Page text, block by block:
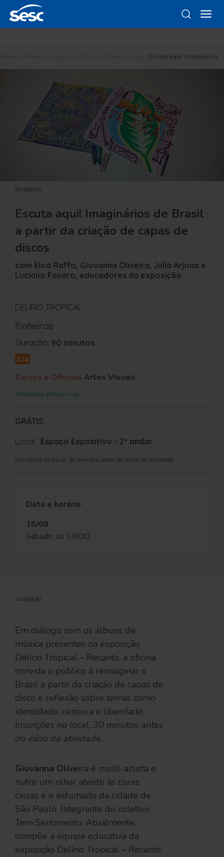
Escuta aqui! Imaginários …
divulgação
Escuta aqui! Imaginários de Brasil
a partir da criação de capas de
discos
com Eloá Raffo, Giovanna Oliveira, Júlia Arjona e
Luciano Favaro, educadores da exposição
DELÍRIO TROPICAL
Pinheiros
Duração: 90 minutos
A14
Cursos e Oficinas Artes Visuais
atividade presencial
GRÁTIS
Local: Espaço Expositivo - 2º andar
Inscrições no local, 30 minutos antes do início da atividade
Data e horário
15/08
Sábado, às 14h30
divulgação
Em diálogo com os álbuns de
música presentes na exposição
Delírio Tropical – Recanto, a oficina
convida o público à reimaginar o
Brasil a partir da criação de capas de
disco e reflexão sobre temas como
identidade, censura e liberdade.
Inscrições no local, 30 minutos antes
do início da atividade.
Giovanna Oliveira é multi-artista e
nutre um olhar atento às cores
cinzas e o esfumado da cidade de
São Paulo. Integrante do coletivo
Tem Sentimento. Atualmente,
compõe a equipe educativa da
exposição Delírio Tropical – Recanto